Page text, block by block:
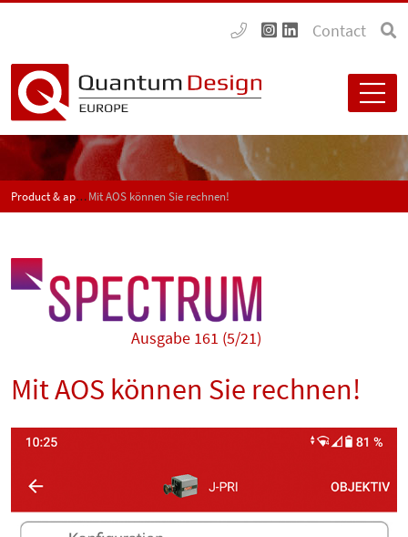
Contact
Product & application news - SPECTRUMMit AOS können Sie rechnen!
Ausgabe 161 (5/21)
Mit AOS können Sie rechnen!